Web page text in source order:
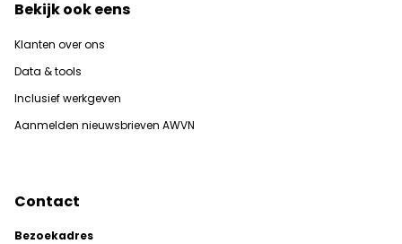
Bekijk ook eens
Klanten over ons
Data & tools
Inclusief werkgeven
Aanmelden nieuwsbrieven AWVN
Contact
Bezoekadres